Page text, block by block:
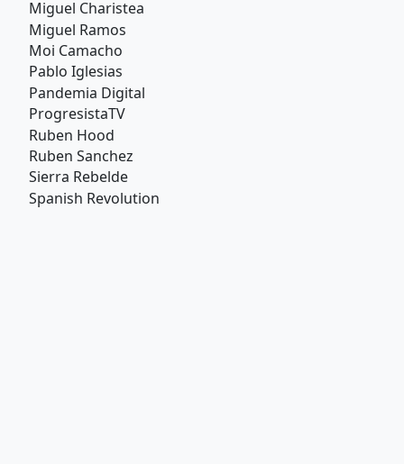
Miguel Charistea
Miguel Ramos
Moi Camacho
Pablo Iglesias
Pandemia Digital
ProgresistaTV
Ruben Hood
Ruben Sanchez
Sierra Rebelde
Spanish Revolution